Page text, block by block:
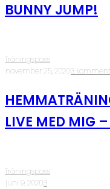
BUNNY JUMP!
Träningspass
·november 25, 2020·3
LIVE MED MIG
Träningspass
·juni 9, 2020·3